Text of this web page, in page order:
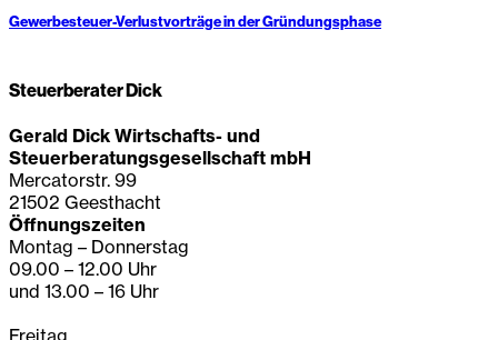
Gewerbesteuer-Verlustvorträge in der Gründungsphase
Steuerberater Dick
Gerald Dick Wirtschafts- und
Steuerberatungsgesellschaft mbH
Mercatorstr. 99
21502 Geesthacht
Öffnungszeiten
Montag – Donnerstag
09.00 – 12.00 Uhr
und 13.00 – 16 Uhr
Freitag